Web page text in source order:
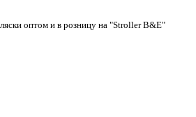
оптом и в розницу на "Stroller B&E"